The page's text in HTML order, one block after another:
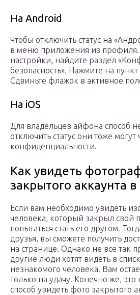
На Android
Чтобы отключить статус на
в меню приложения из
настройки, найдите раздел
безопасность». Нажмите на пункт
Сдвиньте флажок в активное
На iOS
Для владельцев айфона способ
отключить статус они тоже могут
конфиденциальности.
Как увидеть
закрытого аккаунта
Если вам необходимо увидеть
человека, который закрыл свой
попытаться стать его другом.
друзья, вы сможете получить
на странице. Однако не все так
другие люди хотят видеть в
незнакомого человека. Вам
только на удачу. Конечно же,
способ увидеть фото закрытого